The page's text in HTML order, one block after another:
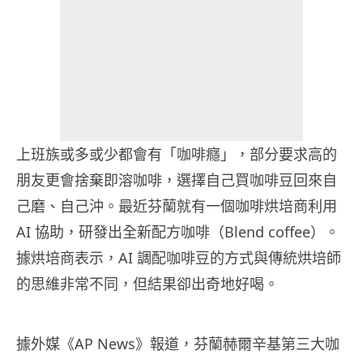
上班族或多或少都會有「咖啡癮」，部分要求高的
朋友更會捨棄即溶咖啡，選擇自己買咖啡豆回來自
己磨、自己沖。最近芬蘭就有一個咖啡烘培商利用
AI 協助，研發出全新配方咖啡（Blend coffee）。
據烘培商表示，AI 調配咖啡豆的方式與傳統烘培師
的思維非常不同，但結果卻出奇地好喝。
據外媒《AP News》報道，芬蘭赫爾辛基第三大咖